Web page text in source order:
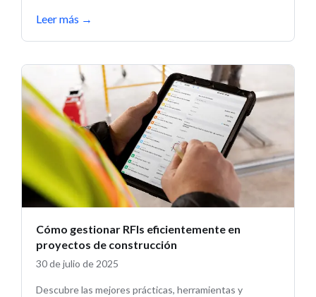
Leer más →
Cómo gestionar RFIs eficientemente en
proyectos de construcción
30 de julio de 2025
Descubre las mejores prácticas, herramientas y